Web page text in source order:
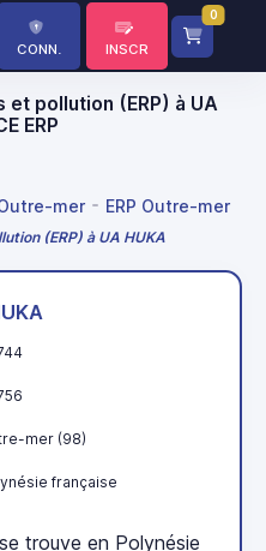
CONN. INSCR
0
pollution (ERP) à UA
ERP
mer ERP Outre-mer
(ERP) à UA HUKA
mer (98)
française
trouve en Polynésie